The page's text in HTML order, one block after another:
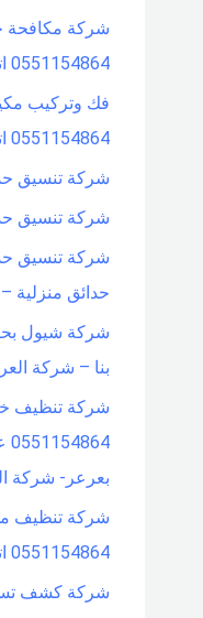
شركة مكافحة
0551154864 اتصل بنا – شركة العربي
فك وتركيب
0551154864 اتصل بنا – شركة العربي
شركة تنسيق
شركة تنسيق
شركة تنسيق
حدائق منزلية
بنا – شركة
شركة تنظيف
بعرعر- شركة
شركة تنظيف
0551154864 اتصل بنا – شركة العربي
شركة كشف